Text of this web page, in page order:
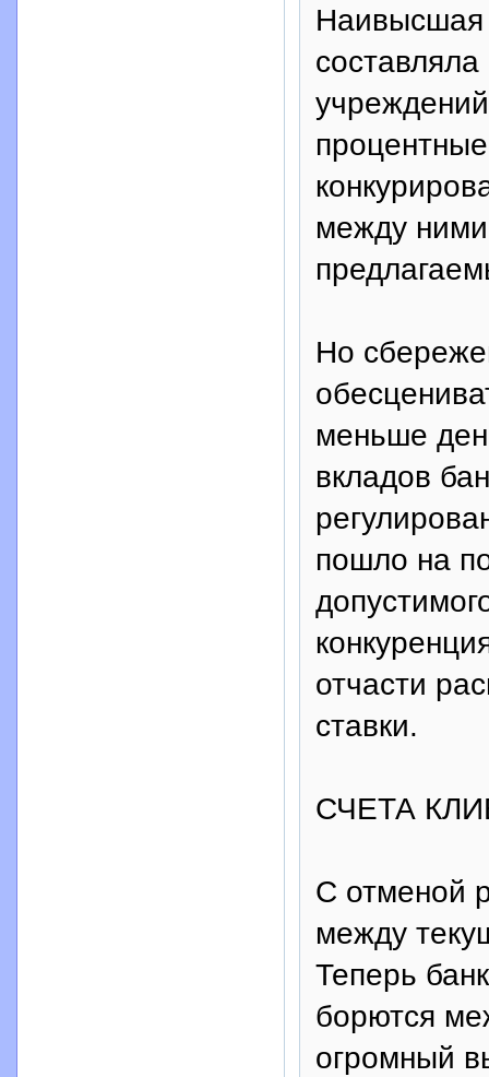
Наивысшая
между
Но
меньше
вкладов
пошло на
отчасти
ставки.
СЧЕТА
С отменой
между
Теперь
борются
огромный